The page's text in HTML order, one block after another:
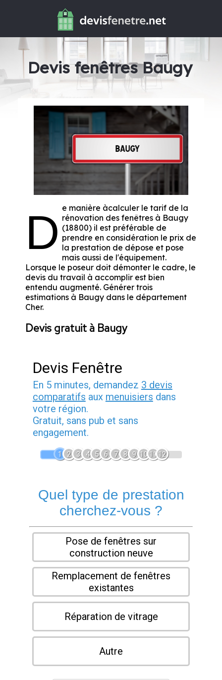
Devis fenêtres Baugy
D e manière àcalculer le tarif de la
rénovation des fenêtres à Baugy
(18800) il est préférable de
prendre en considération le prix de
la prestation de dépose et pose
mais aussi de l'équipement.
Lorsque le poseur doit démonter le cadre, le
devis du travail à accomplir est bien
entendu augmenté. Générer trois
estimations à Baugy dans le département
Cher.
Devis gratuit à Baugy
Devis Fenêtre
En 5 minutes, demandez 3 devis
comparatifs aux menuisiers dans
votre région.
Gratuit, sans pub et sans
engagement.
1 2 3 4 5 6 7 8 9 1011 12
Quel type de prestation
cherchez-vous ?
Pose de fenêtres sur
construction neuve
Remplacement de fenêtres
existantes
Réparation de vitrage
Autre